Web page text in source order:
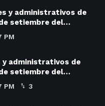
y administrativos de
setiembre del…
PM
y administrativos de
setiembre del…
PM 3